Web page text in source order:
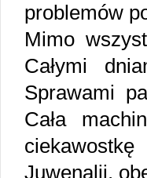
problemów
Mimo
Całymi
Sprawami
Cała
Juwenalii,